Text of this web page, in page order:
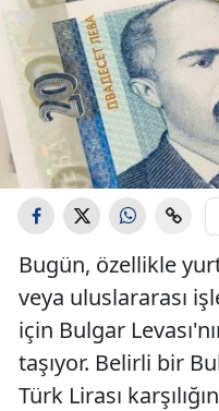
Bugün, özellikle
veya uluslararası
için Bulgar
taşıyor. Belirli bir
Türk Lirası